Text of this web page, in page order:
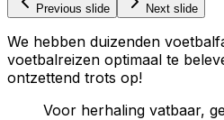
Previous slide Next slide
We hebben duizenden
voetbalreizen optimaal te
ontzettend trots op!
Voor herhaling vatbaar,